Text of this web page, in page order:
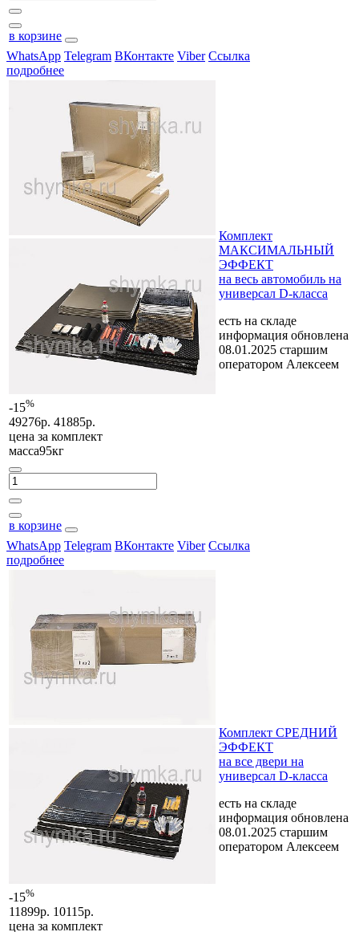
в корзине
WhatsApp Telegram ВКонтакте Viber Ссылка
подробнее
-15%
49276р. 41885р.
цена за комплект
масса95кг
в корзине
Комплект
МАКСИМАЛЬНЫЙ
ЭФФЕКТ
на весь автомобиль на
универсал D-класса
есть на складе
информация обновлена
08.01.2025 старшим
оператором Алексеем
WhatsApp Telegram ВКонтакте Viber Ссылка
подробнее
-15%
11899р. 10115р.
цена за комплект
Комплект СРЕДНИЙ
ЭФФЕКТ
на все двери на
универсал D-класса
есть на складе
информация обновлена
08.01.2025 старшим
оператором Алексеем